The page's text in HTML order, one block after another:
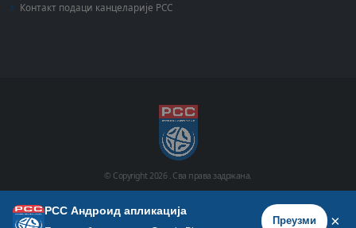
Контакт подаци канцеларије РСС
© Copyright2026 . Сва права задржана.
Почетна Историја Фото галерија Видео галерија
РСС Андроид апликација
Преузми ×